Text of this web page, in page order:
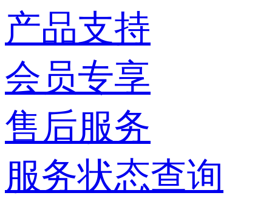
产品支持
会员专享
售后服务
服务状态查询